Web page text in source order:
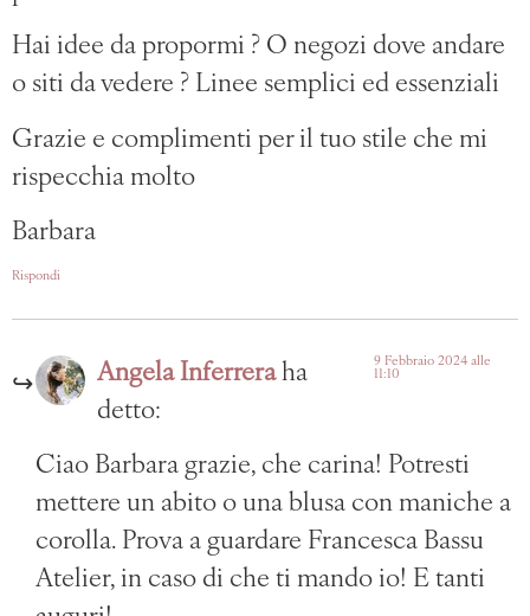
Hai idee da propormi ? O negozi dove andare
o siti da vedere ? Linee semplici ed essenziali
Grazie e complimenti per il tuo stile che mi
rispecchia molto
Barbara
Rispondi
Angela Inferrera ha
detto:
9 Febbraio 2024 alle
11:10
Ciao Barbara grazie, che carina! Potresti
mettere un abito o una blusa con maniche a
corolla. Prova a guardare Francesca Bassu
Atelier, in caso di che ti mando io! E tanti